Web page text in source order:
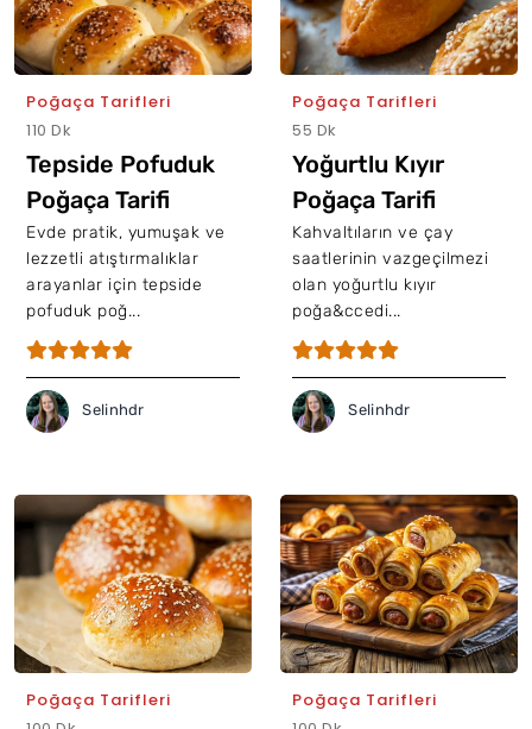
Poğaça Tarifleri
110 Dk
Tepside Pofuduk
Poğaça Tarifi
Evde pratik, yumuşak ve
lezzetli atıştırmalıklar
arayanlar için tepside
pofuduk poğ...
Selinhdr
Poğaça Tarifleri
55 Dk
Yoğurtlu Kıyır
Poğaça Tarifi
Kahvaltıların ve çay
saatlerinin vazgeçilmezi
olan yoğurtlu kıyır
poğa&ccedi...
Selinhdr
Poğaça Tarifleri
Poğaça Tarifleri